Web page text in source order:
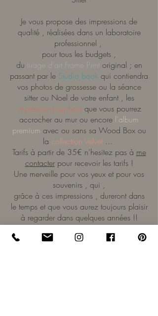
Je vous propose des impressions de
qualité , réalisées dans un laboratoire
professionnel ,
pour tous les budgets ,
du tirage d'art Frame Print original ; en
passant par le Studio book qui contiendra
vos photos de grossesse ou la séance
sitter ou Noel de votre enfant , les
impressions sur bois que vous pourrez
accrocher au mur ou encore l'album
premium avec ou sans sa Wood Box ou
la collection Velvet ...
Tarifs à partir de 35€ n'hesitez pas à me
contacterpour recevoir les tarifs !
Une merveille pour vos yeux et pour vos
souvenirs , qui ,
grâce à ces impressions , dureront dans
le temps et que vous aurez toujours plaisir
à regarder dans quelques années !!